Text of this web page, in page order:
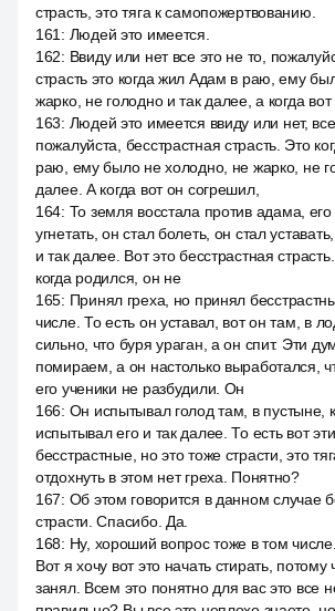
страсть, это тяга к самопожертвованию.
161 : Людей это имеется.
162: Ввиду или нет все это не то,
страсть это когда жил Адам в раю, ему
жарко, не голодно и так далее, а когда
163: Людей это имеется ввиду или нет, все
пожалуйста, бесстрастная страсть. Это
раю, ему было не холодно, не жарко, не
далее. А когда вот он согрешил,
164: То земля восстала против адама,
угнетать, он стал болеть, он стал
и так далее. Вот это бесстрастная
когда родился, он не
165: Принял греха, но принял
числе. То есть он уставал, вот он там, в
сильно, что буря ураган, а он спит. Эти
помираем, а он настолько выработался,
его ученики не разбудили. Он
166: Он испытывал голод там, в пустыне,
испытывал его и так далее. То есть вот
бесстрастные, но это тоже страсти, это
отдохнуть в этом нет греха. Понятно?
167: Об этом говорится в данном случае
страсти. Спасибо. Да.
168: Ну, хороший вопрос тоже в том
Вот я хочу вот это начать стирать, потому
занял. Всем это понятно для вас это все